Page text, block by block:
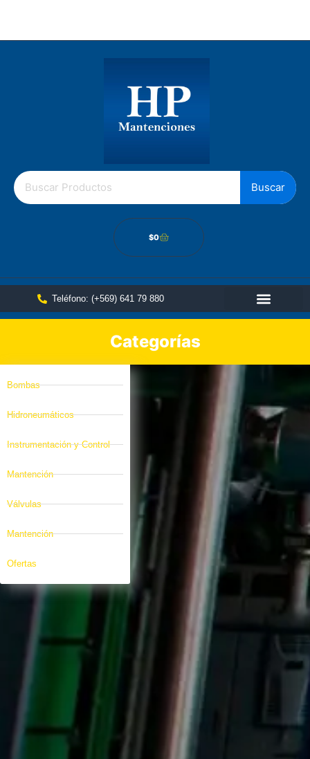
Buscar
$0
Teléfono: (+569) 641 79 880
Categorías
Bombas
Hidroneumáticos
Instrumentación y Control
Mantención
Válvulas
Mantención
Ofertas